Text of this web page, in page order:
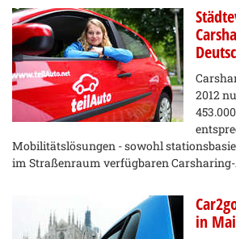
2012
Mobilitätslösungen - sowohl
im Straßenraum verfügbaren
in